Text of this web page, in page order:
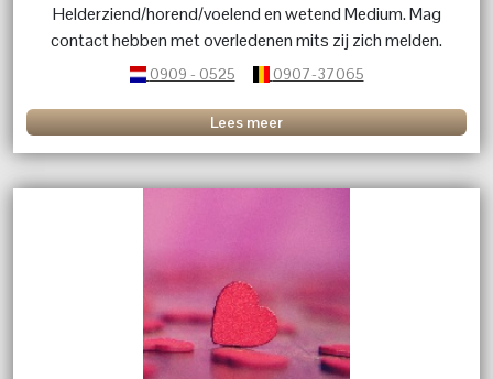
Helderziend/horend/voelend en wetend Medium. Mag
contact hebben met overledenen mits zij zich melden.
Ik kijk graag met u mee, geen enkele vraag is mij
0909 - 0525 0907-37065
Lees meer